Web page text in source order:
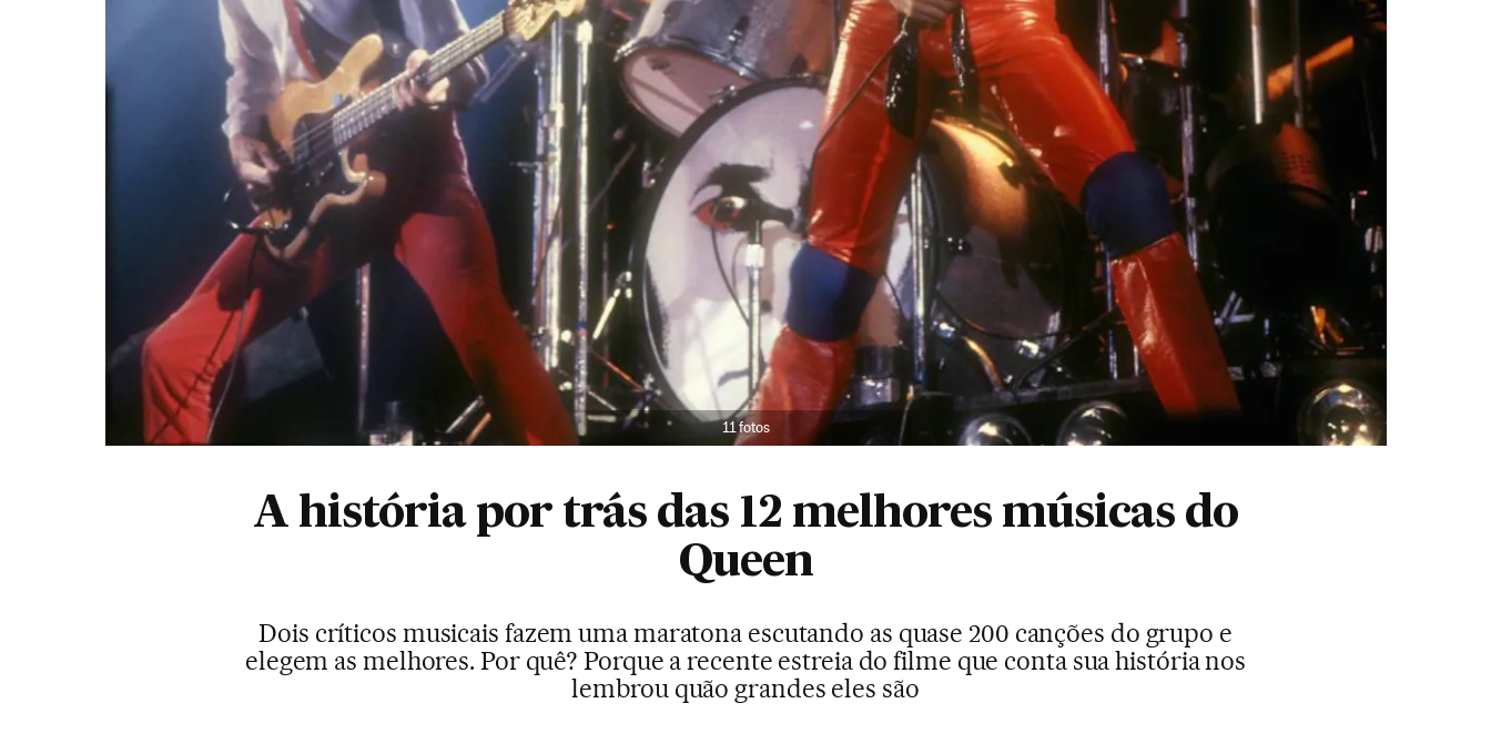
11 fotos
A história por trás das 12 melhores músicas do
Queen
Dois críticos musicais fazem uma maratona escutando as quase 200 canções do grupo e
elegem as melhores. Por quê? Porque a recente estreia do filme que conta sua história nos
lembrou quão grandes eles são